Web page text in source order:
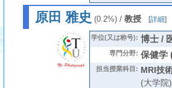
原田 雅史 (0.2%)/ 教授 [詳細]
学位(又は称号): 博士 /
専門分野: 保健学
担当授業科目: MRI技
(大学院)